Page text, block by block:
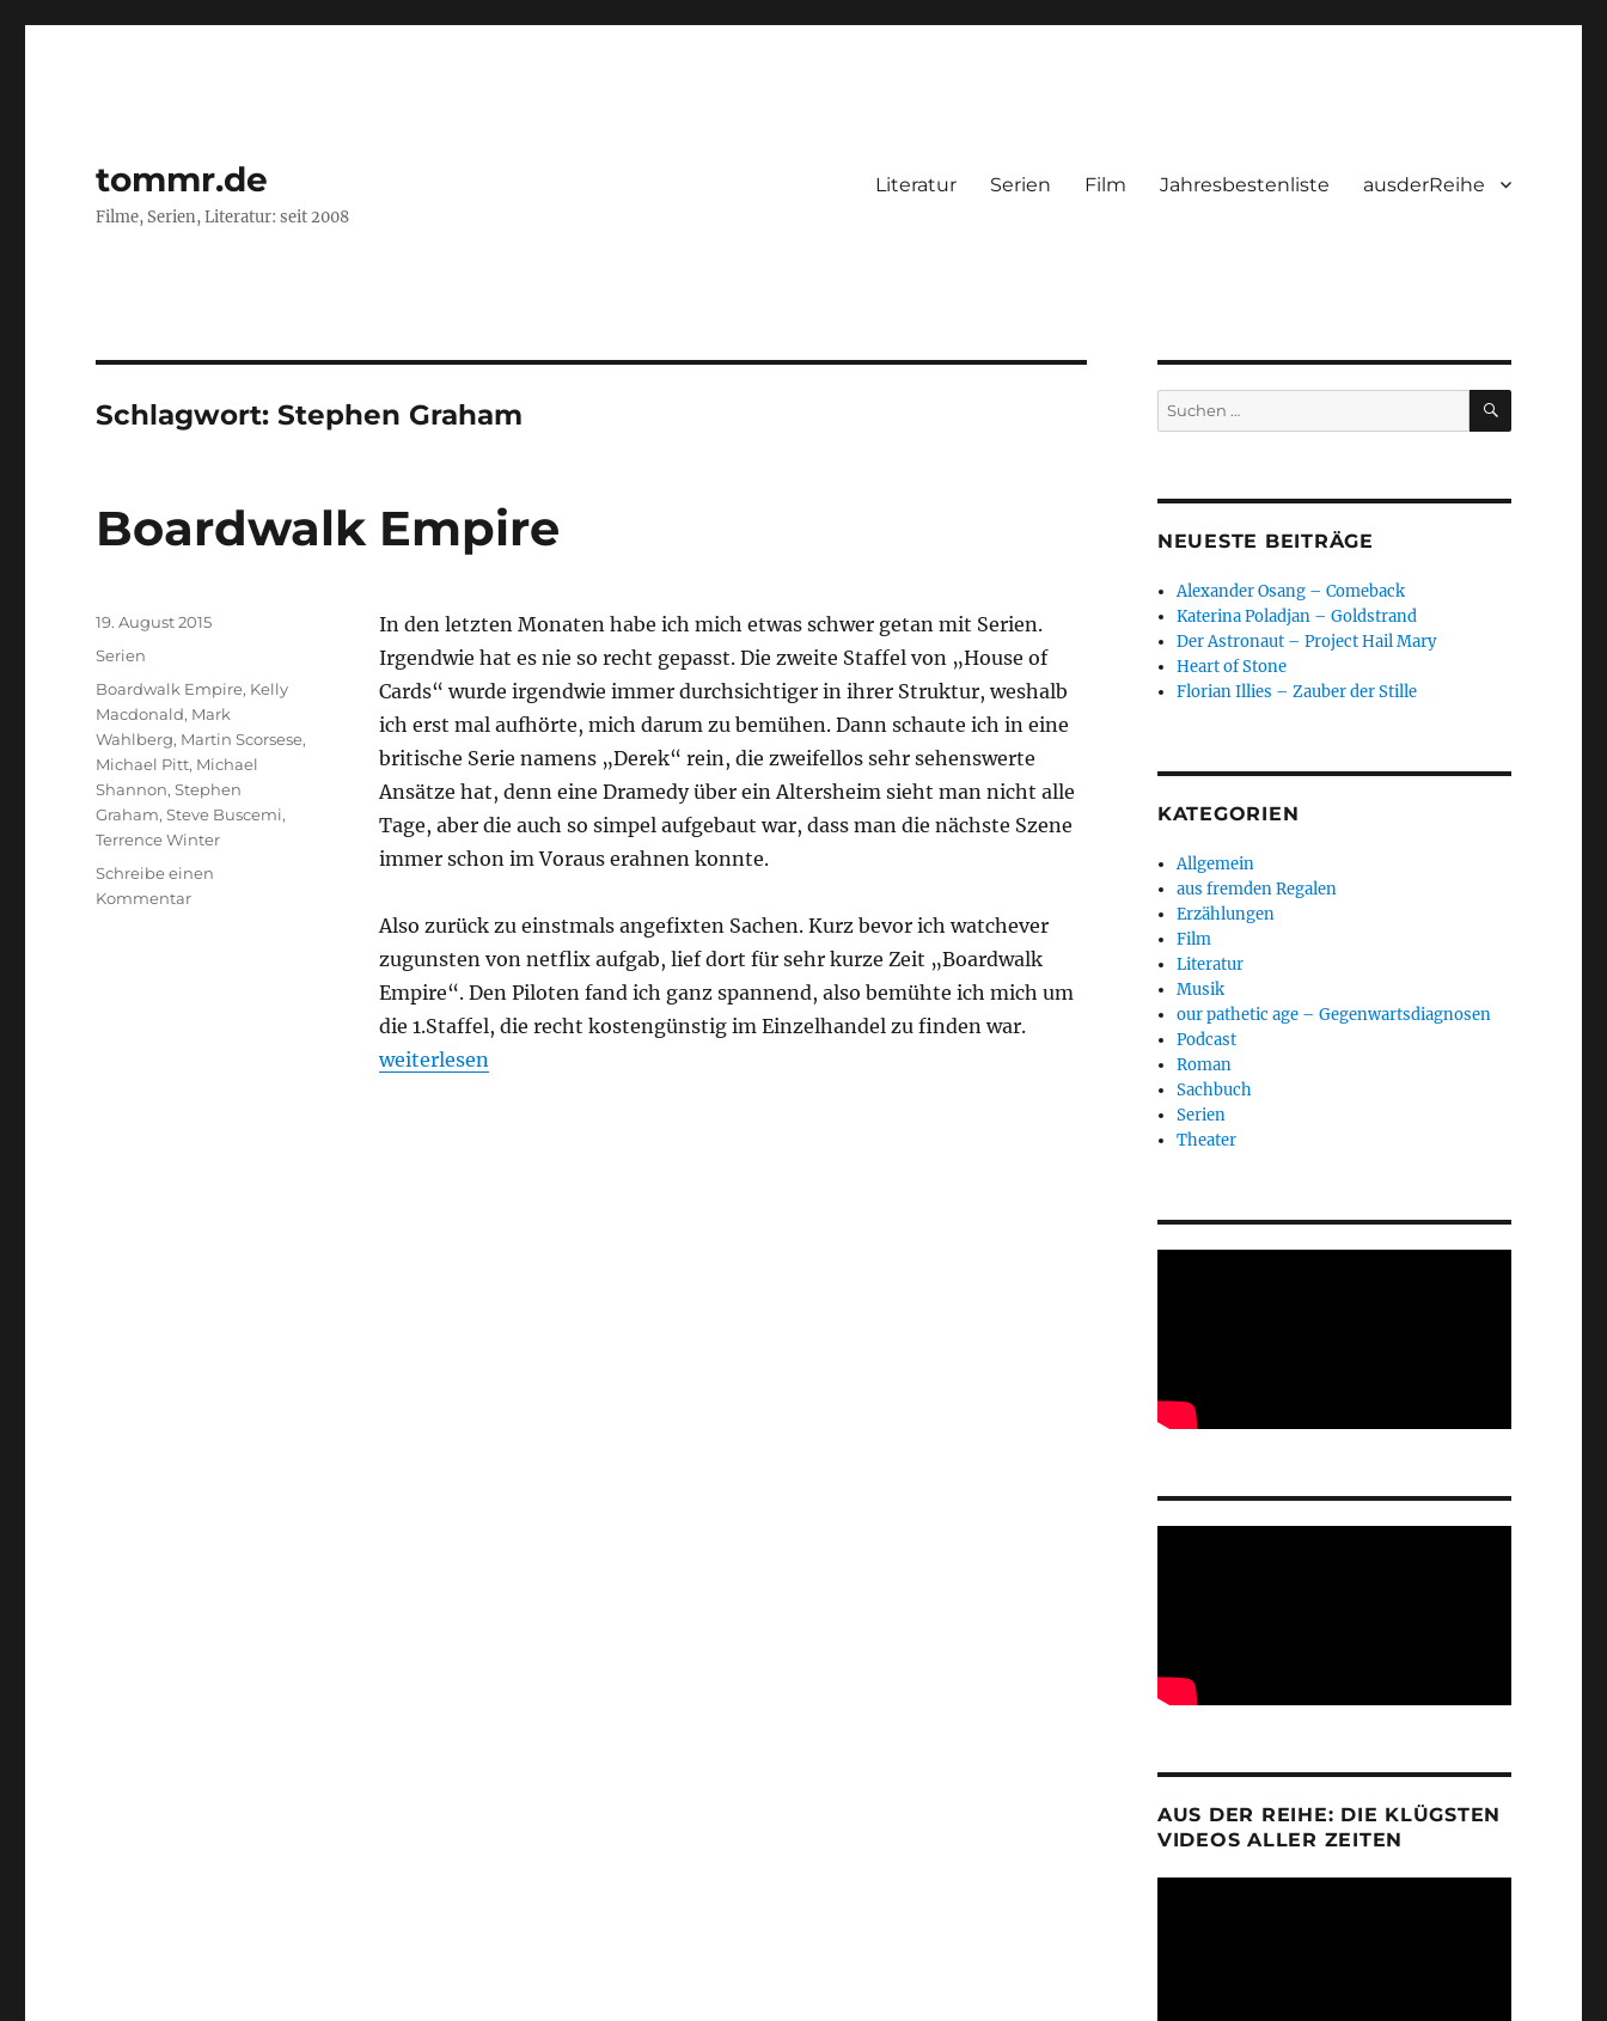
tommr.de
Filme, Serien, Literatur: seit 2008
Literatur Serien Film Jahresbestenliste ausderReihe
Schlagwort:Stephen Graham
Boardwalk Empire
In den letzten Monaten habe ich mich etwas schwer getan mit Serien.
Irgendwie hat es nie so recht gepasst. Die zweite Staffel von „House of
Cards“ wurde irgendwie immer durchsichtiger in ihrer Struktur, weshalb
ich erst mal aufhörte, mich darum zu bemühen. Dann schaute ich in eine
britische Serie namens „Derek“ rein, die zweifellos sehr sehenswerte
Ansätze hat, denn eine Dramedy über ein Altersheim sieht man nicht alle
Tage, aber die auch so simpel aufgebaut war, dass man die nächste Szene
immer schon im Voraus erahnen konnte.
Also zurück zu einstmals angefixten Sachen. Kurz bevor ich watchever
zugunsten von netflix aufgab, lief dort für sehr kurze Zeit „Boardwalk
Empire“. Den Piloten fand ich ganz spannend, also bemühte ich mich um
die 1.Staffel, die recht kostengünstig im Einzelhandel zu finden war.
„Boardwalk Empire“
weiterlesen
Veröffentlicht
19. August 2015
Kategorien
Serien
Schlagwörter
Boardwalk Empire, Kelly
Macdonald, Mark
Wahlberg, Martin Scorsese,
Michael Pitt, Michael
Shannon,Stephen
Graham,Steve Buscemi,
Terrence Winter
Schreibe einen
Kommentarzu
Suchen
nach:
SUCHEN
NEUESTE BEITRÄGE
Alexander Osang – Comeback
Katerina Poladjan – Goldstrand
Der Astronaut – Project Hail Mary
Heart of Stone
Florian Illies – Zauber der Stille
KATEGORIEN
Allgemein
aus fremden Regalen
Erzählungen
Film
Literatur
Musik
our pathetic age – Gegenwartsdiagnosen
Podcast
Roman
Sachbuch
Serien
Theater
AUS DER REIHE: DIE KLÜGSTEN
VIDEOS ALLER ZEITEN